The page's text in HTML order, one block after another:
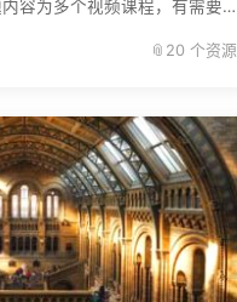
Excel公式学习课程，专题内容为多个视频课程，有需要的自己下载学习。...
📎 20 个资源